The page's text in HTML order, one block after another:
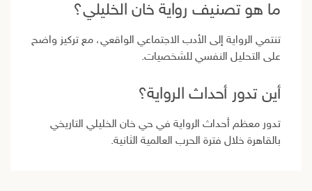
ما هو تصنيف رواية خان الخليلي؟
تنتمي الرواية إلى الأدب الاجتماعي الواقعي، مع تركيز واضح
على التحليل النفسي للشخصيات.
أين تدور أحداث الرواية؟
تدور معظم أحداث الرواية في حي خان الخليلي التاريخي
بالقاهرة خلال فترة الحرب العالمية الثانية.